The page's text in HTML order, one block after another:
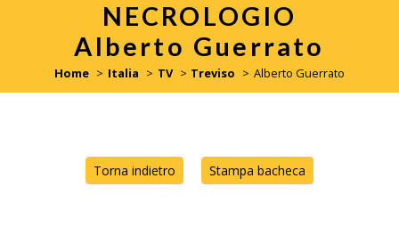
NECROLOGIO
Alberto Guerrato
Home Italia TV Treviso Alberto Guerrato
Torna indietro Stampa bacheca